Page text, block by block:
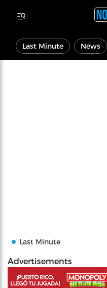
Last Minute News
Last Minute
Advertisements